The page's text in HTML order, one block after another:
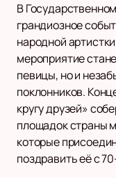
В
грандиозное
народной
мероприятие
певицы, но и
поклонников.
кругу друзей»
площадок страны
которые
поздравить её с